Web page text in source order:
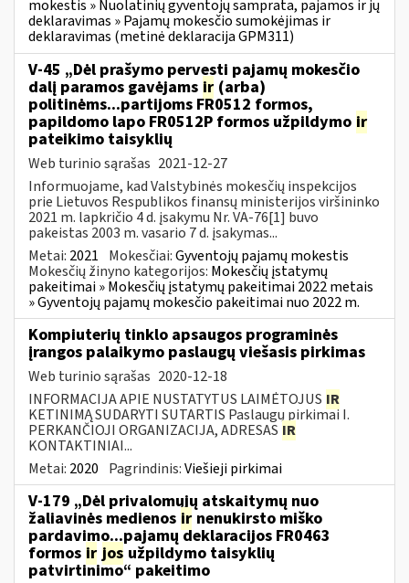
mokestis » Nuolatinių gyventojų samprata, pajamos ir jų
deklaravimas » Pajamų mokesčio sumokėjimas ir
deklaravimas (metinė deklaracija GPM311)
V-45 „Dėl prašymo pervesti pajamų mokesčio
dalį paramos gavėjams ir (arba)
politinėms...partijoms FR0512 formos,
papildomo lapo FR0512P formos užpildymo ir
pateikimo taisyklių
Web turinio sąrašas 2021-12-27
Informuojame, kad Valstybinės mokesčių inspekcijos
prie Lietuvos Respublikos finansų ministerijos viršininko
2021 m. lapkričio 4 d. įsakymu Nr. VA-76[1] buvo
pakeistas 2003 m. vasario 7 d. įsakymas...
Metai: 2021 Mokesčiai:Gyventojų pajamų mokestis
Mokesčių žinyno kategorijos: Mokesčių įstatymų
pakeitimai » Mokesčių įstatymų pakeitimai 2022 metais
» Gyventojų pajamų mokesčio pakeitimai nuo 2022 m.
Kompiuterių tinklo apsaugos programinės
įrangos palaikymo paslaugų viešasis pirkimas
Web turinio sąrašas 2020-12-18
INFORMACIJA APIE NUSTATYTUS LAIMĖTOJUS IR
KETINIMĄ SUDARYTI SUTARTIS Paslaugų pirkimai I.
PERKANČIOJI ORGANIZACIJA, ADRESAS IR
KONTAKTINIAI...
Metai: 2020 Pagrindinis:Viešieji pirkimai
V-179 „Dėl privalomųjų atskaitymų nuo
žaliavinės medienos ir nenukirsto miško
pardavimo...pajamų deklaracijos FR0463
formos ir jos užpildymo taisyklių
patvirtinimo“ pakeitimo